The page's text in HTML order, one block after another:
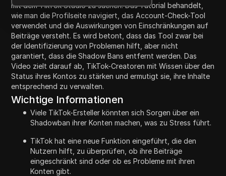
mit dem TikTok Studio zu suchen. Das Tutorial behandelt,
wie man die Profilseite navigiert, das Account-Check-Tool
verwendet und die Auswirkungen von Einschränkungen auf
Beiträge versteht. Es wird betont, dass das Tool zwar bei
der Identifizierung von Problemen hilft, aber nicht
garantiert, dass die Shadow Bans entfernt werden. Das
Video zielt darauf ab, TikTok-Creatoren mit Wissen über den
Status ihres Kontos zu stärken und ermutigt sie, ihre Inhalte
entsprechend zu verwalten.
Wichtige Informationen
Viele TikTok-Ersteller könnten sich Sorgen über ein
Shadowban ihrer Konten machen, was zu Stress führt.
TikTok hat eine neue Funktion eingeführt, die den
Nutzern hilft, zu überprüfen, ob ihre Beiträge
eingeschränkt sind oder ob es Probleme mit ihren
Konten gibt.